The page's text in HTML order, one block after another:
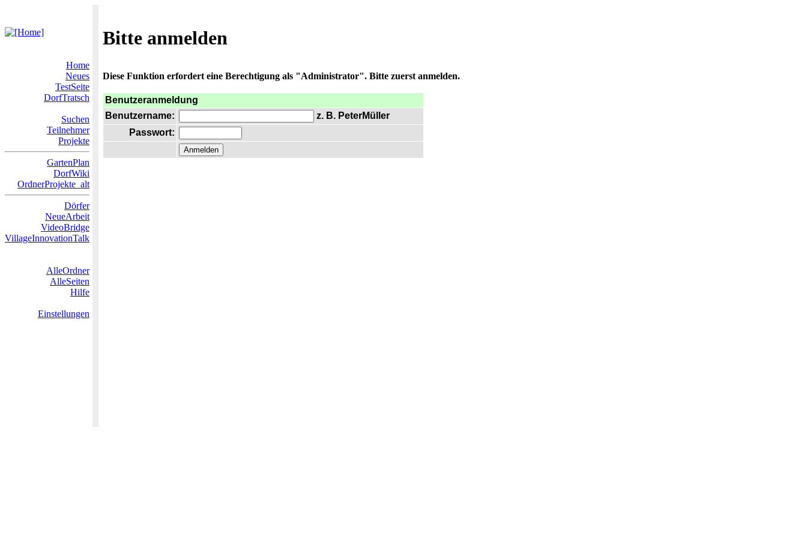
Bitte anmelden
Home
Neues
TestSeite
DorfTratsch
Suchen
Teilnehmer
Projekte
GartenPlan
DorfWiki
OrdnerProjekte_alt
Dörfer
NeueArbeit
VideoBridge
VillageInnovationTalk
AlleOrdner
AlleSeiten
Hilfe
Einstellungen
Diese Funktion erfordert eine Berechtigung als "Administrator". Bitte zuerst anmelden.
Benutzeranmeldung
Benutzername:
z. B. PeterMüller
Passwort: